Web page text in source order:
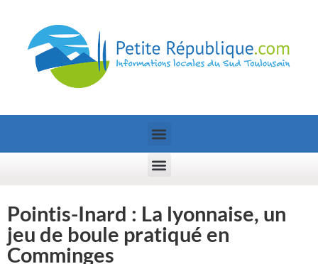
Pointis-Inard : La lyonnaise, un
jeu de boule pratiqué en
Comminges